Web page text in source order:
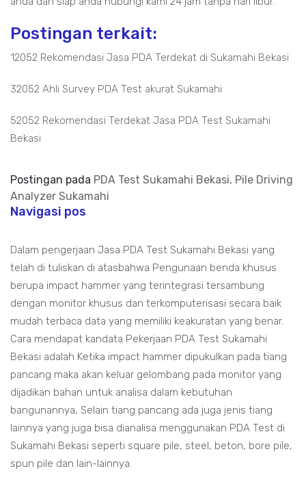
Postingan terkait:
12052 Rekomendasi Jasa PDA Terdekat di Sukamahi Bekasi
32052 Ahli Survey PDA Test akurat Sukamahi
52052 Rekomendasi Terdekat Jasa PDA Test Sukamahi
Bekasi
Postingan pada PDA Test Sukamahi Bekasi, Pile Driving
Analyzer Sukamahi
Navigasi pos
Dalam pengerjaan Jasa PDA Test Sukamahi Bekasi yang
telah di tuliskan di atasbahwa Pengunaan benda khusus
berupa impact hammer yang terintegrasi tersambung
dengan monitor khusus dan terkomputerisasi secara baik
mudah terbaca data yang memiliki keakuratan yang benar.
Cara mendapat kandata Pekerjaan PDA Test Sukamahi
Bekasi adalah Ketika impact hammer dipukulkan pada tiang
pancang maka akan keluar gelombang pada monitor yang
dijadikan bahan untuk analisa dalam kebutuhan
bangunannya, Selain tiang pancang ada juga jenis tiang
lainnya yang juga bisa dianalisa menggunakan PDA Test di
Sukamahi Bekasi seperti square pile, steel, beton, bore pile,
spun pile dan lain-lainnya.